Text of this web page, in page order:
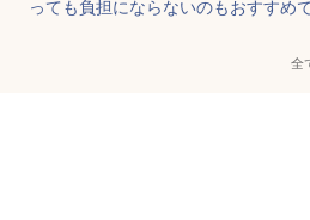
っても負担にならないのもおすすめ
全